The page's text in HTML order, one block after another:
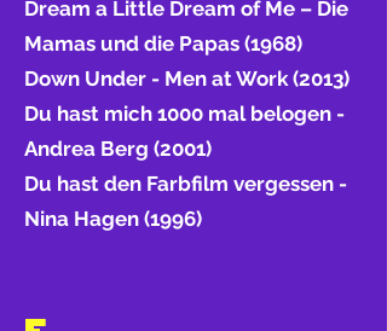
Dream a Little Dream of Me – Die
Mamas und die Papas (1968)
Down Under - Men at Work (2013)
Du hast mich 1000 mal belogen -
Andrea Berg (2001)
Du hast den Farbfilm vergessen -
Nina Hagen (1996)